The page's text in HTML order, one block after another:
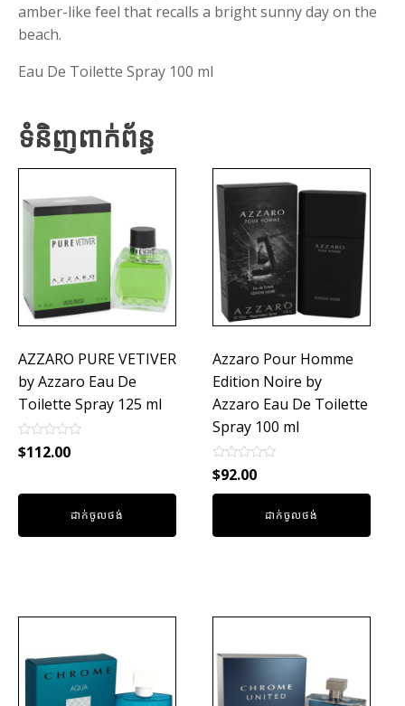
amber-like feel that recalls a bright sunny day on the
beach.
Eau De Toilette Spray 100 ml
ទំនិញពាក់ព័ន្ធ
AZZARO PURE VETIVER
by Azzaro Eau De
Toilette Spray 125 ml
Rated
0
5
$112.00
ដាក់ចូលថង់
Azzaro Pour Homme
Edition Noire by
Azzaro Eau De Toilette
Spray 100 ml
Rated
0
out
$92.00
ដាក់ចូលថង់